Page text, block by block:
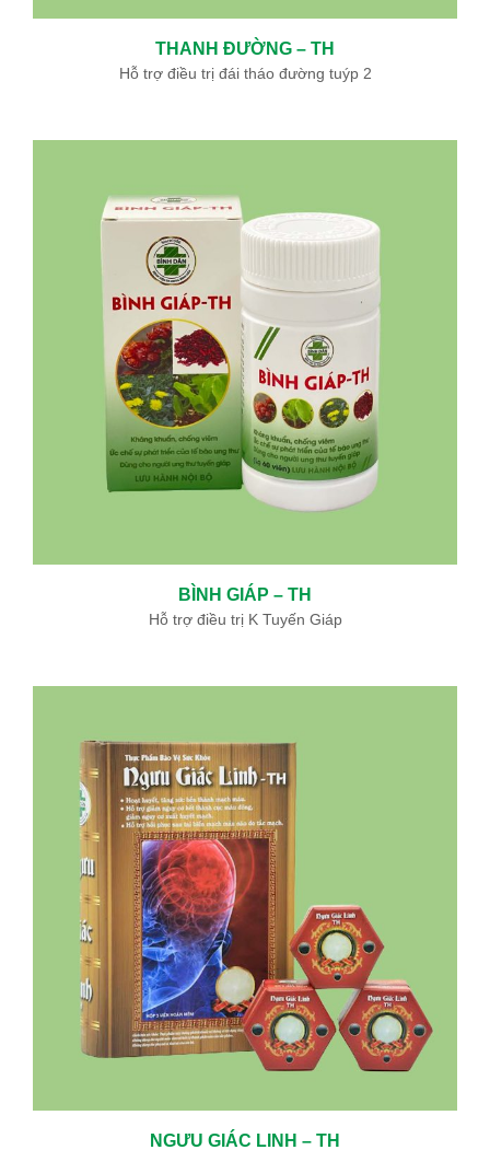
THANH ĐƯỜNG – TH
Hỗ trợ điều trị đái tháo đường tuýp 2
BÌNH GIÁP – TH
Hỗ trợ điều trị K Tuyến Giáp
NGƯU GIÁC LINH – TH